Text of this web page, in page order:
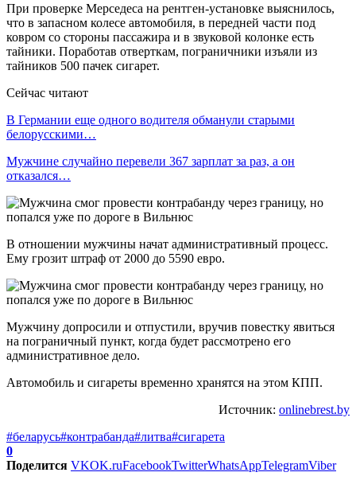
При проверке Мерседеса на рентген-установке выяснилось,
что в запасном колесе автомобиля, в передней части под
ковром со стороны пассажира и в звуковой колонке есть
тайники. Поработав отверткам, пограничники изъяли из
тайников 500 пачек сигарет.
Сейчас читают
В Германии еще одного водителя обманули старыми
белорусскими…
Мужчине случайно перевели 367 зарплат за раз, а он
отказался…
В отношении мужчины начат административный процесс.
Ему грозит штраф от 2000 до 5590 евро.
Мужчину допросили и отпустили, вручив повестку явиться
на пограничный пункт, когда будет рассмотрено его
административное дело.
Автомобиль и сигареты временно хранятся на этом КПП.
Источник: onlinebrest.by
#беларусь#контрабанда#литва#сигарета
0
Поделится VKOK.ruFacebookTwitterWhatsAppTelegramViber